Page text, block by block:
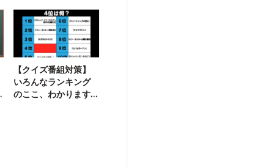
【クイズ番組対策】
いろんなランキング
のここ、わかります